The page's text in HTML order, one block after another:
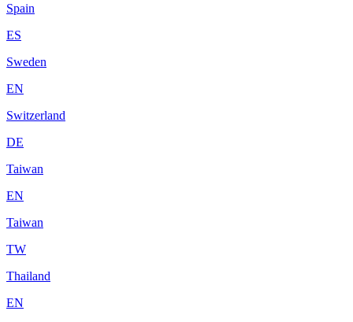
Spain
ES
Sweden
EN
Switzerland
DE
Taiwan
EN
Taiwan
TW
Thailand
EN